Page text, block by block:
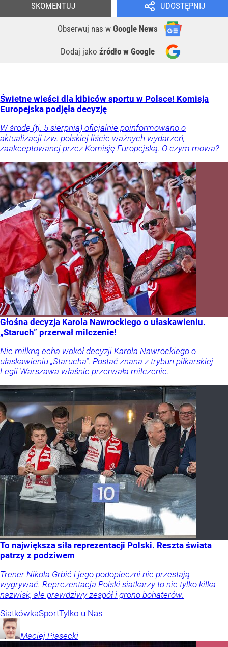
UDOSTĘPNIJ
Obserwuj nas w Google News
Dodaj jako źródło w Google
SKOMENTUJ
Świetne wieści dla kibiców sportu w Polsce! Komisja
Europejska podjęła decyzję
W środę (tj. 5 sierpnia) oficjalnie poinformowano o
aktualizacji tzw. polskiej liście ważnych wydarzeń,
zaakceptowanej przez Komisję Europejską. O czym mowa?
Głośna decyzja Karola Nawrockiego o ułaskawieniu.
„Staruch” przerwał milczenie!
Nie milkną echa wokół decyzji Karola Nawrockiego o
ułaskawieniu „Starucha”. Postać znana z trybun piłkarskiej
Legii Warszawa właśnie przerwała milczenie.
To największa siła reprezentacji Polski. Reszta świata
patrzy z podziwem
Trener Nikola Grbić i jego podopieczni nie przestają
wygrywać. Reprezentacja Polski siatkarzy to nie tylko kilka
nazwisk, ale prawdziwy zespół i grono bohaterów.
SiatkówkaSportTylko u Nas
Maciej Piasecki